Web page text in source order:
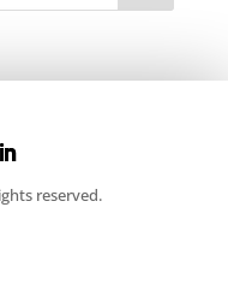
reserved.